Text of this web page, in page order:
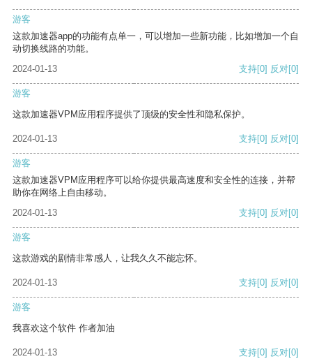
游客
这款加速器app的功能有点单一，可以增加一些新功能，比如增加一个自
动切换线路的功能。
2024-01-13
支持[0] 反对[0]
游客
这款加速器VPM应用程序提供了顶级的安全性和隐私保护。
2024-01-13 支持[0] 反对[0]
游客
这款加速器VPM应用程序可以给你提供最高速度和安全性的连接，并帮
助你在网络上自由移动。
2024-01-13
支持[0] 反对[0]
游客
这款游戏的剧情非常感人，让我久久不能忘怀。
2024-01-13 支持[0] 反对[0]
游客
我喜欢这个软件 作者加油
2024-01-13 支持[0] 反对[0]